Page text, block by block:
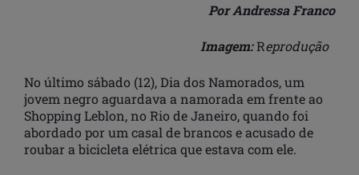
Por Andressa Franco
Imagem:Reprodução
No último sábado (12), Dia dos Namorados, um
jovem negro aguardava a namorada em frente ao
Shopping Leblon, no Rio de Janeiro, quando foi
abordado por um casal de brancos e acusado de
roubar a bicicleta elétrica que estava com ele.